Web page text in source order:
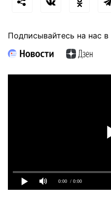
Подписывайтесь на нас в
0:00 / 0:00